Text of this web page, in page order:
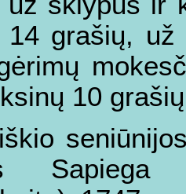
14 grašių,
10